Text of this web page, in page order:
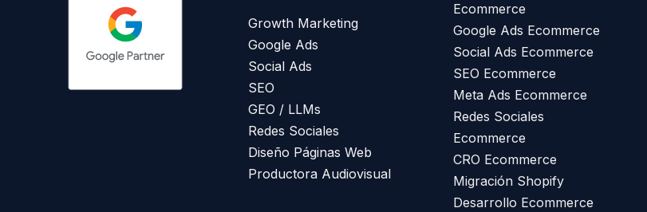
Growth Marketing
Google Ads
Social Ads
SEO
GEO / LLMs
Redes Sociales
Diseño Páginas Web
Productora Audiovisual
Ecommerce
Google Ads Ecommerce
Social Ads Ecommerce
SEO Ecommerce
Meta Ads Ecommerce
Redes Sociales
Ecommerce
CRO Ecommerce
Migración Shopify
Desarrollo Ecommerce